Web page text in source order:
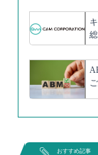
おすすめ記事